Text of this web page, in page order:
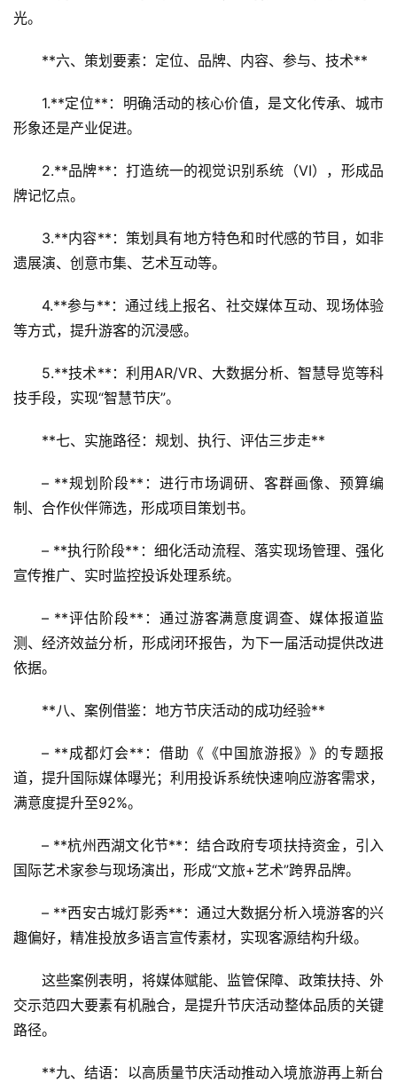
景
融
合
乡
兴
慧
旅
R
旅
答
社
区
光。
**六、策划要素：定位、品牌、内容、参与、技术**
1.**定位**：明确活动的核心价值，是文化传承、城市
形象还是产业促进。
2.**品牌**：打造统一的视觉识别系统（VI），形成品
牌记忆点。
3.**内容**：策划具有地方特色和时代感的节目，如非
遗展演、创意市集、艺术互动等。
4.**参与**：通过线上报名、社交媒体互动、现场体验
等方式，提升游客的沉浸感。
5.**技术**：利用AR/VR、大数据分析、智慧导览等科
技手段，实现“智慧节庆”。
**七、实施路径：规划、执行、评估三步走**
– **规划阶段**：进行市场调研、客群画像、预算编
制、合作伙伴筛选，形成项目策划书。
– **执行阶段**：细化活动流程、落实现场管理、强化
宣传推广、实时监控投诉处理系统。
– **评估阶段**：通过游客满意度调查、媒体报道监
测、经济效益分析，形成闭环报告，为下一届活动提供改进
依据。
**八、案例借鉴：地方节庆活动的成功经验**
– **成都灯会**：借助《《中国旅游报》》的专题报
道，提升国际媒体曝光；利用投诉系统快速响应游客需求，
满意度提升至92%。
– **杭州西湖文化节**：结合政府专项扶持资金，引入
国际艺术家参与现场演出，形成“文旅+艺术”跨界品牌。
– **西安古城灯影秀**：通过大数据分析入境游客的兴
趣偏好，精准投放多语言宣传素材，实现客源结构升级。
这些案例表明，将媒体赋能、监管保障、政策扶持、外
交示范四大要素有机融合，是提升节庆活动整体品质的关键
路径。
**九、结语：以高质量节庆活动推动入境旅游再上新台